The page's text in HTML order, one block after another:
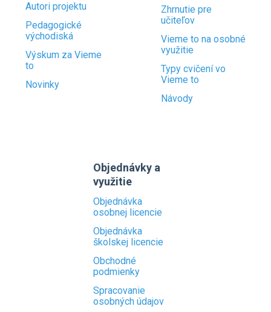
Autori projektu
Pedagogické
východiská
Výskum za Vieme
to
Novinky
Zhrnutie pre
učiteľov
Vieme to na osobné
využitie
Typy cvičení vo
Vieme to
Návody
Objednávky a
využitie
Objednávka
osobnej licencie
Objednávka
školskej licencie
Obchodné
podmienky
Spracovanie
osobných údajov